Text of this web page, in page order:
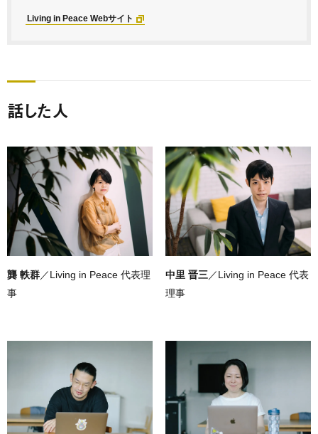
Living in Peace Webサイト
話した人
龔 軼群／Living in Peace 代表理
事
中里 晋三／Living in Peace 代表
理事